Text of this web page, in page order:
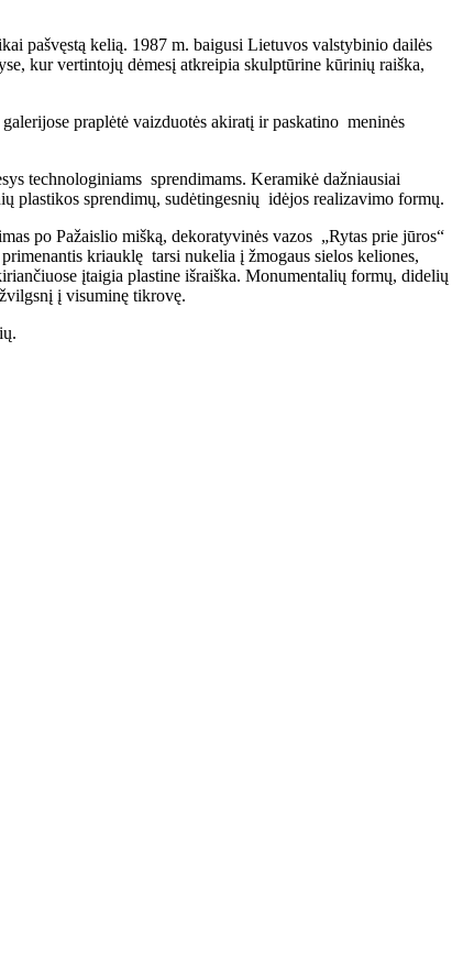
pašvęstą kelią. 1987 m. baigusi Lietuvos valstybinio dailės
kur vertintojų dėmesį atkreipia skulptūrine kūrinių raiška,
praplėtė vaizduotės akiratį ir paskatino meninės
technologiniams sprendimams. Keramikė dažniausiai
plastikos sprendimų, sudėtingesnių idėjos realizavimo formų.
po Pažaislio mišką, dekoratyvinės vazos „Rytas prie jūros“
kriauklę tarsi nukelia į žmogaus sielos keliones,
įtaigia plastine išraiška. Monumentalių formų, didelių
į visuminę tikrovę.